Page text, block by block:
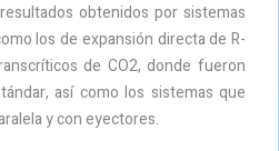
obtenidos por sistemas
los de expansión directa de R-
de CO2, donde fueron
así como los sistemas que
y con eyectores.